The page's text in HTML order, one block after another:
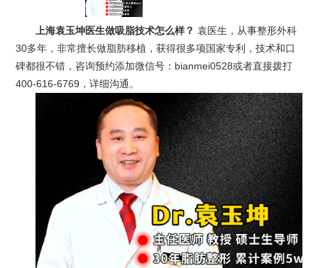
上海袁玉坤医生做吸脂技术怎么样？ 袁医生，从事整形外科
30多年，非常擅长做脂肪移植，获得很多项国家专利，技术和口
碑都很不错，咨询预约添加微信号：bianmei0528或者直接拨打
400-616-6769，详细沟通。